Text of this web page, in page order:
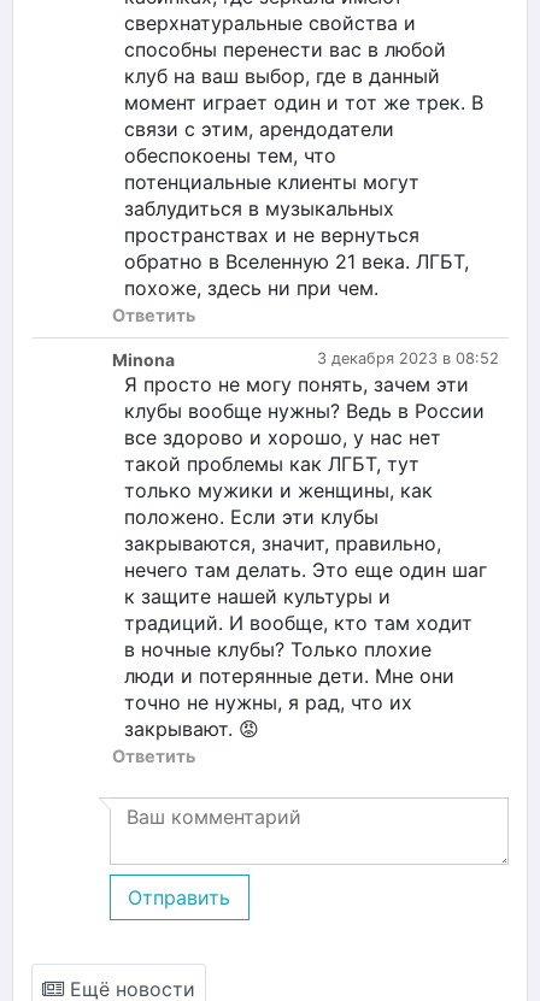
сверхнатуральные свойства и
способны перенести вас в любой
клуб на ваш выбор, где в данный
момент играет один и тот же трек. В
связи с этим, арендодатели
обеспокоены тем, что
потенциальные клиенты могут
заблудиться в музыкальных
пространствах и не вернуться
обратно в Вселенную 21 века. ЛГБТ,
похоже, здесь ни при чем.
Ответить
3 декабря 2023 в 08:52
Minona
Я просто не могу понять, зачем эти
клубы вообще нужны? Ведь в России
все здорово и хорошо, у нас нет
такой проблемы как ЛГБТ, тут
только мужики и женщины, как
положено. Если эти клубы
закрываются, значит, правильно,
нечего там делать. Это еще один шаг
к защите нашей культуры и
традиций. И вообще, кто там ходит
в ночные клубы? Только плохие
люди и потерянные дети. Мне они
точно не нужны, я рад, что их
закрывают. 😡
Ответить
Отправить
Ещё новости